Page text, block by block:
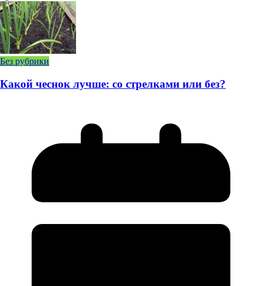
Без рубрики
Какой чеснок лучше: со стрелками или без?